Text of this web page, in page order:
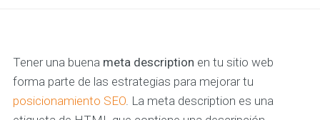
Tener una buena meta description en tu sitio web
forma parte de las estrategias para mejorar tu
posicionamiento SEO. La meta description es una